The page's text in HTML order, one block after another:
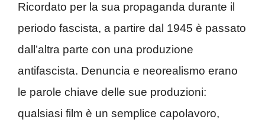
Ricordato per la sua propaganda durante il
periodo fascista, a partire dal 1945 è passato
dall’altra parte con una produzione
antifascista. Denuncia e neorealismo erano
le parole chiave delle sue produzioni:
qualsiasi film è un semplice capolavoro,